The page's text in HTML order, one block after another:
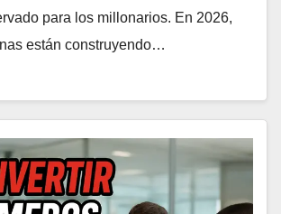
para los millonarios. En 2026,
están construyendo…